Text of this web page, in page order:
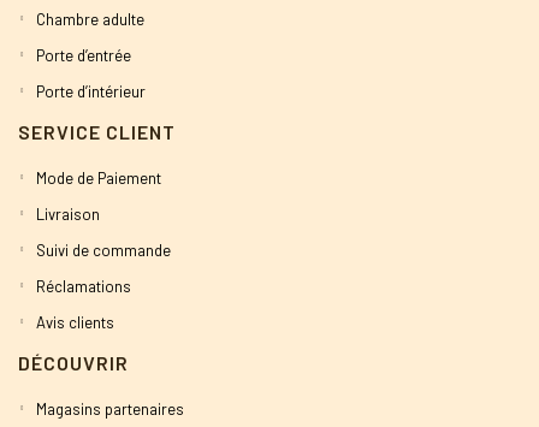
Chambre adulte
Porte d’entrée
Porte d’intérieur
SERVICE CLIENT
Mode de Paiement
Livraison
Suivi de commande
Réclamations
Avis clients
DÉCOUVRIR
Magasins partenaires